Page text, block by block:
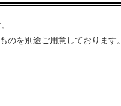
のを別途ご用意しております。